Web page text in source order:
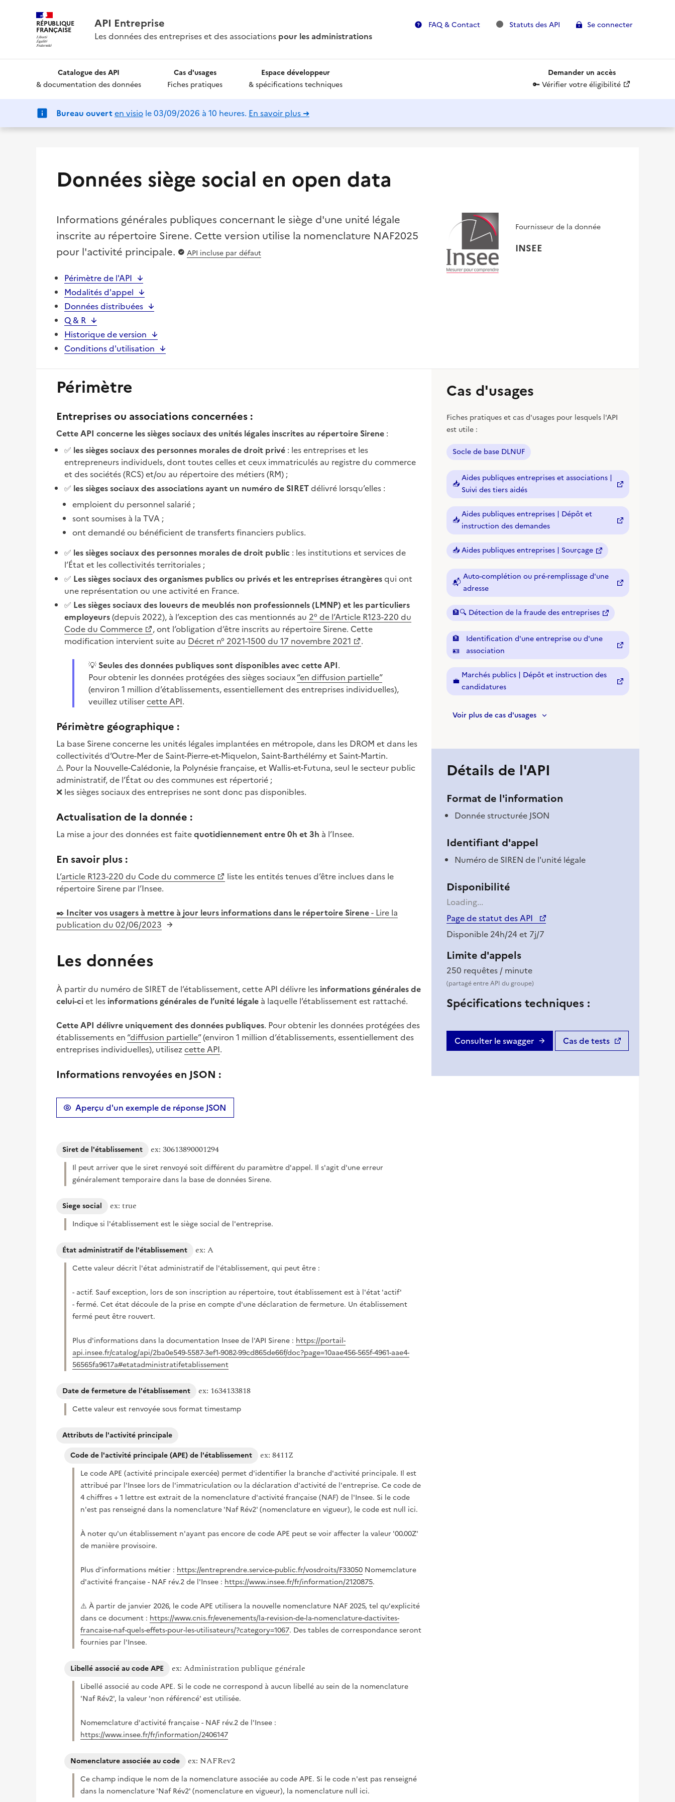
RÉPUBLIQUE
FRANÇAISE API Entreprise
Les données des entreprises et des associations pour les administrations
FAQ & Contact Statuts des API (nouvelle fenêtre)
Se connecter
Catalogue des API
& documentation des données
Cas d'usages
Fiches pratiques
Espace développeur
& spécifications techniques
Demander un accès
🔑 Vérifier votre éligibilité(nouvelle
Bureau ouverten visio le 03/09/2026 à 10 heures. En savoir plus ➜
Données siège social en open data
Informations générales publiques concernant le siège d'une unité légale
inscrite au répertoire Sirene. Cette version utilise la nomenclature NAF2025
pour l'activité principale.
API incluse par défaut
Périmètre de l'API
Modalités d'appel
Données distribuées
Q & R
Historique de version
Conditions d'utilisation
Fournisseur de la donnée
INSEE
Périmètre
Entreprises ou associations concernées :
Cette API concerne les sièges sociaux des unités légales inscrites au répertoire Sirene :
✅ les sièges sociaux des personnes morales de droit privé : les entreprises et les
entrepreneurs individuels, dont toutes celles et ceux immatriculés au registre du commerce
et des sociétés (RCS) et/ou au répertoire des métiers (RM) ;
✅ les sièges sociaux des associations ayant un numéro de SIRETdélivré lorsqu’elles :
emploient du personnel salarié ;
sont soumises à la TVA ;
ont demandé ou bénéficient de transferts financiers publics.
✅ les sièges sociaux des personnes morales de droit public : les institutions et services de
l’État et les collectivités territoriales ;
✅ Les sièges sociaux des organismes publics ou privés et les entreprises étrangèresqui ont
une représentation ou une activité en France.
✅ Les sièges sociaux des loueurs de meublés non professionnels (LMNP) et les particuliers
employeurs(depuis 2022), à l’exception des cas mentionnés au 2° de l’Article R123-220 du
Code du Commerce
, ont l’obligation d’être inscrits au répertoire Sirene. Cette
modification intervient suite au Décret n° 2021-1500 du 17 novembre 2021
.
💡 Seules des données publiques sont disponibles avec cette API.
Pour obtenir les données protégées des sièges sociaux“en diffusion partielle”
(environ 1 million d’établissements, essentiellement des entreprises individuelles),
veuillez utilisercette API.
Périmètre géographique :
La base Sirene concerne les unités légales implantées en métropole, dans les DROM et dans les
collectivités d’Outre-Mer de Saint-Pierre-et-Miquelon, Saint-Barthélémy et Saint-Martin.
⚠️ Pour la Nouvelle-Calédonie, la Polynésie française, et Wallis-et-Futuna, seul le secteur public
administratif, de l’État ou des communes est répertorié ;
❌ les sièges sociaux des entreprises ne sont donc pas disponibles.
Actualisation de la donnée :
La mise a jour des données est faitequotidiennement entre 0h et 3h à l’Insee.
En savoir plus :
L’article R123-220 du Code du commerce
liste les entités tenues d’être inclues dans le
répertoire Sirene par l’Insee.
✒️ Inciter vos usagers à mettre à jour leurs informations dans le répertoire Sirene- Lire la
publication du 02/06/2023
Les données
À partir du numéro de SIRET de l’établissement, cette API délivre les informations générales de
celui-ciet les informations générales de l’unité légale à laquelle l’établissement est rattaché.
Cette API délivre uniquement des données publiques. Pour obtenir les données protégées des
établissements en “diffusion partielle”(environ 1 million d’établissements, essentiellement des
entreprises individuelles), utilisezcette API.
Informations renvoyées en JSON :
Aperçu d'un exemple de réponse JSON
Siret de l'établissement ex: 30613890001294
Il peut arriver que le siret renvoyé soit différent du paramètre d'appel. Il s'agit d'une erreur
généralement temporaire dans la base de données Sirene.
Siege social ex: true
Indique si l'établissement est le siège social de l'entreprise.
État administratif de l'établissement ex: A
Cette valeur décrit l'état administratif de l'établissement, qui peut être :
- actif. Sauf exception, lors de son inscription au répertoire, tout établissement est à l'état 'actif'
- fermé. Cet état découle de la prise en compte d'une déclaration de fermeture. Un établissement
fermé peut être rouvert.
Plus d'informations dans la documentation Insee de l'API Sirene : https://portail-
api.insee.fr/catalog/api/2ba0e549-5587-3ef1-9082-99cd865de66f/doc?page=10aae456-565f-4961-aae4-
56565fa9617a#etatadministratifetablissement(nouvelle fenêtre)
Date de fermeture de l'établissement ex: 1634133818
Cette valeur est renvoyée sous format timestamp
Attributs de l'activité principale
Code de l'activité principale (APE) de l'établissement
ex: 8411Z
Le code APE (activité principale exercée) permet d'identifier la branche d'activité principale. Il est
attribué par l'Insee lors de l'immatriculation ou la déclaration d'activité de l'entreprise. Ce code de
4 chiffres + 1 lettre est extrait de la nomenclature d'activité française (NAF) de l'Insee. Si le code
n'est pas renseigné dans la nomenclature 'Naf Rév2' (nomenclature en vigueur), le code est null ici.
À noter qu'un établissement n'ayant pas encore de code APE peut se voir affecter la valeur '00.00Z'
de manière provisoire.
Plus d'informations métier : https://entreprendre.service-public.fr/vosdroits/F33050(nouvelle fenêtre)
Nomemclature
d'activité française - NAF rév.2 de l'Insee : https://www.insee.fr/fr/information/2120875(nouvelle fenêtre)
.
⚠️ À partir de janvier 2026, le code APE utilisera la nouvelle nomenclature NAF 2025, tel qu'explicité
dans ce document : https://www.cnis.fr/evenements/la-revision-de-la-nomenclature-dactivites-
francaise-naf-quels-effets-pour-les-utilisateurs/?category=1067(nouvelle fenêtre)
. Des tables de correspondance seront
fournies par l'Insee.
Libellé associé au code APE ex: Administration publique générale
Libellé associé au code APE. Si le code ne correspond à aucun libellé au sein de la nomenclature
'Naf Rév2', la valeur 'non référencé' est utilisée.
Nomemclature d'activité française - NAF rév.2 de l'Insee :
https://www.insee.fr/fr/information/2406147(nouvelle fenêtre)
Nomenclature associée au code ex: NAFRev2
Ce champ indique le nom de la nomenclature associée au code APE. Si le code n'est pas renseigné
dans la nomenclature 'Naf Rév2' (nomenclature en vigueur), la nomenclature null ici.
Cas d'usages
Fiches pratiques et cas d'usages pour lesquels l'API
est utile :
Socle de base DLNUF
📥
Aides publiques entreprises et associations |
Suivi des tiers aidés
📥
Aides publiques entreprises | Dépôt et
instruction des demandes(nouvelle fenêtre)
📥 Aides publiques entreprises | Sourçage
(nouvelle fenêtre)
📬
Auto-complétion ou pré-remplissage d'une
adresse
🏦🔍 Détection de la fraude des entreprises
(nouvelle fenêtre)
🏦
🪪
Identification d'une entreprise ou d'une
association
💼
Marchés publics | Dépôt et instruction des
candidatures
Voir plus de cas d'usages
Détails de l'API
Format de l'information
Donnée structurée JSON
Identifiant d'appel
Numéro de SIREN de l'unité légale
Disponibilité
Loading...
Page de statut des API
(nouvelle fenêtre)
Disponible 24h/24 et 7j/7
Limite d'appels
250 requêtes / minute
(partagé entre API du groupe)
Spécifications techniques :
Consulter le swagger Cas de tests
(nouvelle fenêtre)